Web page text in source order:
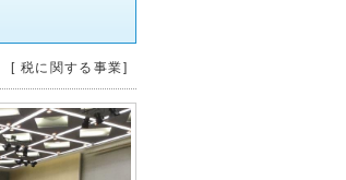
[ 税に関する事業]